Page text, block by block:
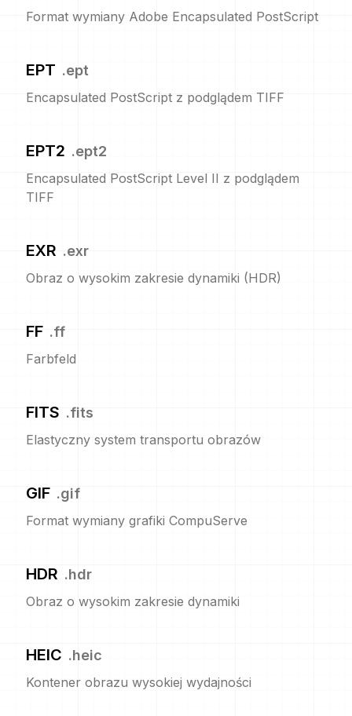
Format wymiany Adobe Encapsulated PostScript
EPT .ept
Encapsulated PostScript z podglądem TIFF
EPT2 .ept2
Encapsulated PostScript Level II z podglądem
TIFF
EXR .exr
Obraz o wysokim zakresie dynamiki (HDR)
FF .ff
Farbfeld
FITS .fits
Elastyczny system transportu obrazów
GIF .gif
Format wymiany grafiki CompuServe
HDR .hdr
Obraz o wysokim zakresie dynamiki
HEIC .heic
Kontener obrazu wysokiej wydajności